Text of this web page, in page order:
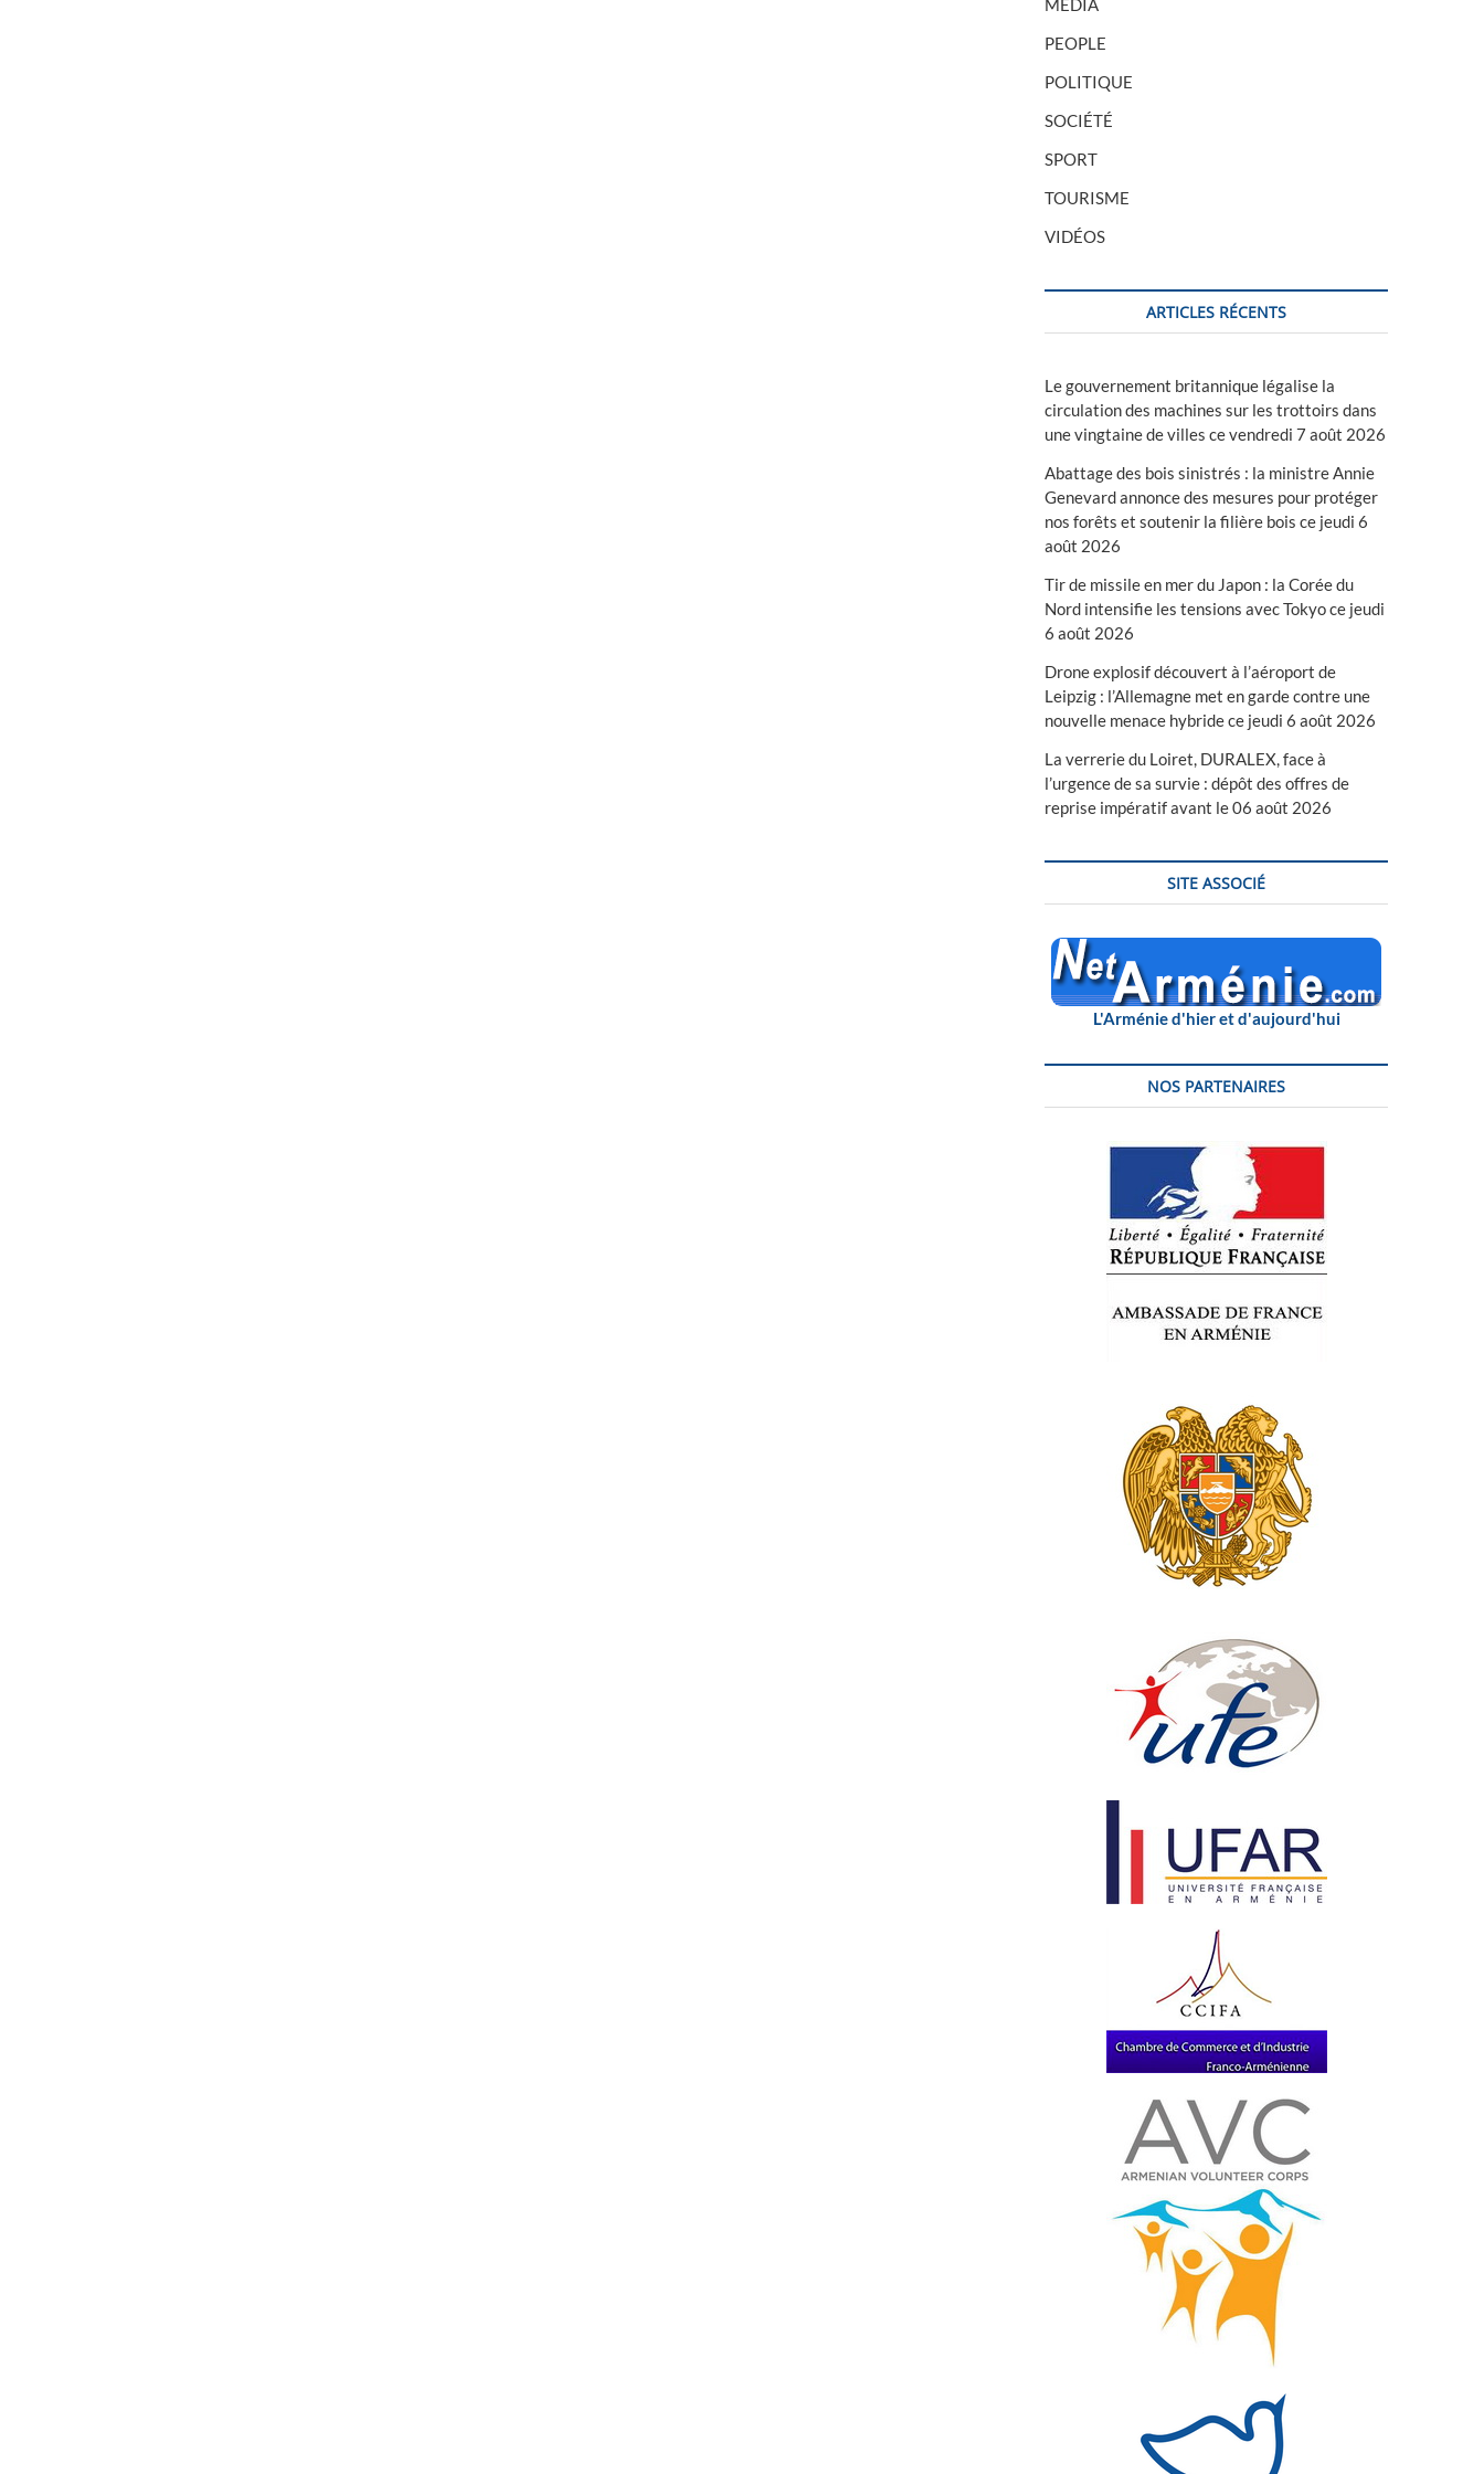
PEOPLE
POLITIQUE
SOCIÉTÉ
SPORT
TOURISME
VIDÉOS
ARTICLES RÉCENTS
Le gouvernement britannique légalise la
circulation des machines sur les trottoirs dans
une vingtaine de villes ce vendredi 7 août 2026
Abattage des bois sinistrés : la ministre Annie
Genevard annonce des mesures pour protéger
nos forêts et soutenir la filière bois ce jeudi 6
août 2026
Tir de missile en mer du Japon : la Corée du
Nord intensifie les tensions avec Tokyo ce jeudi
6 août 2026
Drone explosif découvert à l’aéroport de
Leipzig : l’Allemagne met en garde contre une
nouvelle menace hybride ce jeudi 6 août 2026
La verrerie du Loiret, DURALEX, face à
l’urgence de sa survie : dépôt des offres de
reprise impératif avant le 06 août 2026
SITE ASSOCIÉ
L'Arménie d'hier et d'aujourd'hui
NOS PARTENAIRES